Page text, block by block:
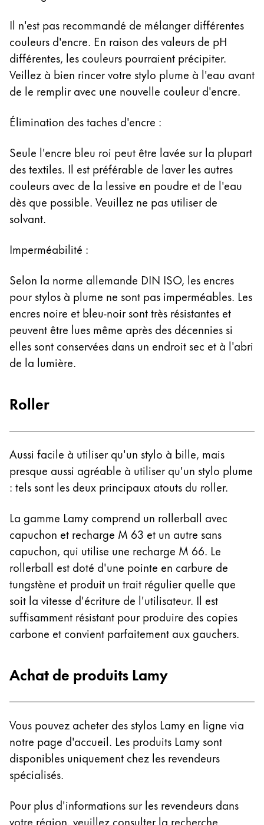
Il n'est pas recommandé de mélanger différentes
couleurs d'encre. En raison des valeurs de pH
différentes, les couleurs pourraient précipiter.
Veillez à bien rincer votre stylo plume à l'eau avant
de le remplir avec une nouvelle couleur d'encre.
Élimination des taches d'encre :
Seule l'encre bleu roi peut être lavée sur la plupart
des textiles. Il est préférable de laver les autres
couleurs avec de la lessive en poudre et de l'eau
dès que possible. Veuillez ne pas utiliser de
solvant.
Imperméabilité :
Selon la norme allemande DIN ISO, les encres
pour stylos à plume ne sont pas imperméables. Les
encres noire et bleu-noir sont très résistantes et
peuvent être lues même après des décennies si
elles sont conservées dans un endroit sec et à l'abri
de la lumière.
Roller
Aussi facile à utiliser qu'un stylo à bille, mais
presque aussi agréable à utiliser qu'un stylo plume
: tels sont les deux principaux atouts du roller.
La gamme Lamy comprend un rollerball avec
capuchon et recharge M 63 et un autre sans
capuchon, qui utilise une recharge M 66. Le
rollerball est doté d'une pointe en carbure de
tungstène et produit un trait régulier quelle que
soit la vitesse d'écriture de l'utilisateur. Il est
suffisamment résistant pour produire des copies
carbone et convient parfaitement aux gauchers.
Achat de produits Lamy
Vous pouvez acheter des stylos Lamy en ligne via
notre page d'accueil. Les produits Lamy sont
disponibles uniquement chez les revendeurs
spécialisés.
Pour plus d'informations sur les revendeurs dans
votre région, veuillez consulter la recherche